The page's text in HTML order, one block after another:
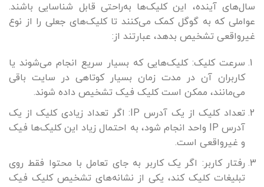
سال‌های آینده، این کلیک‌ها به‌راحتی قابل شناسایی باشند.
عواملی که به گوگل کمک می‌کنند تا کلیک‌های جعلی را از نوع
غیرواقعی تشخیص بدهد، عبارتند از:
سرعت کلیک: کلیک‌هایی که بسیار سریع انجام می‌شوند یا
کاربران آن در مدت زمان بسیار کوتاهی در سایت باقی
می‌مانند، ممکن است کلیک فیک تشخیص داده شوند.
تعداد کلیک از یک آدرس IP: اگر تعداد زیادی کلیک از یک
آدرس IP واحد انجام شود، به احتمال زیاد این کلیک‌ها فیک
و غیرواقعی است.
رفتار کاربر: اگر یک کاربر به جای تعامل با محتوا فقط روی
تبلیغات کلیک کند، یکی از نشانه‌های تشخیص کلیک فیک